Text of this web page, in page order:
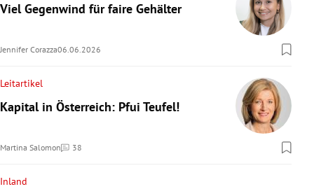
Viel Gegenwind für faire Gehälter
Jennifer Corazza06.06.2026
Leitartikel
Kapital in Österreich: Pfui Teufel!
Martina Salomon 38
Kommentare
Inland